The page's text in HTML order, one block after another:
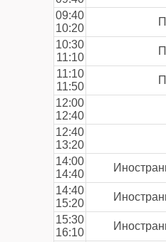
09:40
10:20
10:30
11:10
11:10
11:50
12:00
12:40
12:40
13:20
14:00
14:40
14:40
15:20
15:30
16:10